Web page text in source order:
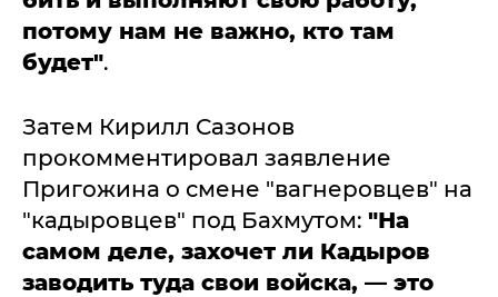
потому нам не важно, кто там
будет".
Затем Кирилл Сазонов
прокомментировал заявление
Пригожина о смене "вагнеровцев" на
"кадыровцев" под Бахмутом: "На
самом деле, захочет ли Кадыров
заводить туда свои войска, — это